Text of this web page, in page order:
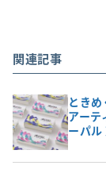
関連記事
とき
アー
ーパ